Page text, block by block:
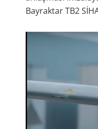
Bayraktar TB2